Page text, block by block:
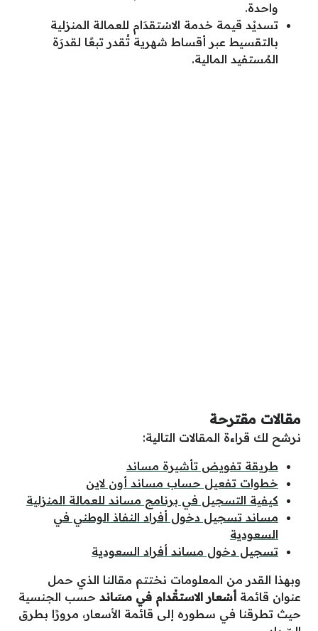
واحدة.
تسديْد قيمة خدمة الاسْتقدَام للعمالة المنزلية
بالتقسيط عبر أقساط شهرية تُقدر تبعًا لقدرَة
المُستفيد المالية.
مقالات مقترحة
نرشح لك قراءة المقالات التالية:
طريقة تفويض تأشيرة مساند
خطوات تفعيل حساب مساند أون لاين
كيفية التسجيل في برنامج مساند للعمالة المنزلية
مساند تسجيل دخول أفراد النفاذ الوطني في
السعودية
تسجيل دخول مساند أفراد السعودية
وبهذا القدر من المعلومات نختتم مقالنا الذي حمل
عنوان قائمة أسْعار الاستقْدام في مسَاند حسب الجنسية
حيث تطرقنا في سطوره إلى قائمة الأسعار، مرورًا بطرق